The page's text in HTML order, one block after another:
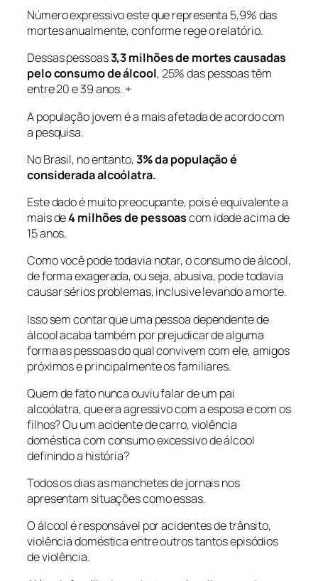
Número expressivo este que representa 5,9% das
mortes anualmente, conforme rege o relatório.
Dessas pessoas3,3 milhões de mortes causadas
pelo consumo de álcool, 25% das pessoas têm
entre 20 e 39 anos. +
A população jovem é a mais afetada de acordo com
a pesquisa.
No Brasil, no entanto,3% da população é
considerada alcoólatra.
Este dado é muito preocupante, pois é equivalente a
mais de4 milhões de pessoascom idade acima de
15 anos.
Como você pode todavia notar, o consumo de álcool,
de forma exagerada, ou seja, abusiva, pode todavia
causar sérios problemas, inclusive levando a morte.
Isso sem contar que uma pessoa dependente de
álcool acaba também por prejudicar de alguma
forma as pessoas do qual convivem com ele, amigos
próximos e principalmente os familiares.
Quem de fato nunca ouviu falar de um pai
alcoólatra, que era agressivo com a esposa e com os
filhos? Ou um acidente de carro, violência
doméstica com consumo excessivo de álcool
definindo a história?
Todos os dias as manchetes de jornais nos
apresentam situações como essas.
O álcool é responsável por acidentes de trânsito,
violência doméstica entre outros tantos episódios
de violência.